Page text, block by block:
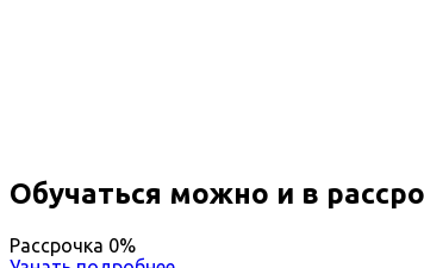
Обучаться можно и в
Рассрочка 0%